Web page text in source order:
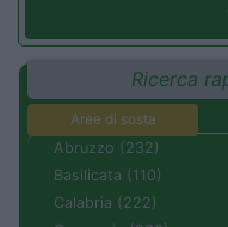
Ricerca
Aree di sosta
Abruzzo (232)
Basilicata (110)
Calabria (222)